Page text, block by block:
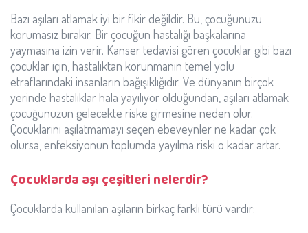
Bazı aşıları atlamak iyi bir fikir değildir. Bu, çocuğunuzu
korumasız bırakır. Bir çocuğun hastalığı başkalarına
yaymasına izin verir. Kanser tedavisi gören çocuklar gibi bazı
çocuklar için, hastalıktan korunmanın temel yolu
etraflarındaki insanların bağışıklığıdır. Ve dünyanın birçok
yerinde hastalıklar hala yayılıyor olduğundan, aşıları atlamak
çocuğunuzun gelecekte riske girmesine neden olur.
Çocuklarını aşılatmamayı seçen ebeveynler ne kadar çok
olursa, enfeksiyonun toplumda yayılma riski o kadar artar.
Çocuklarda aşı çeşitleri nelerdir?
Çocuklarda kullanılan aşıların birkaç farklı türü vardır: